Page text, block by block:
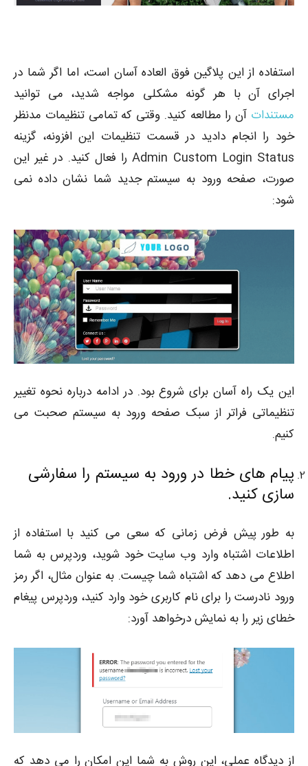
استفاده از این پلاگین فوق العاده آسان است، اما اگر شما در
اجرای آن با هر گونه مشکلی مواجه شدید، می توانید
مستندات آن را مطالعه کنید. وقتی که تمامی تنظیمات مدنظر
خود را انجام دادید در قسمت تنظیمات این افزونه، گزینه
Admin Custom Login Status را فعال کنید. در غیر این
صورت، صفحه ورود به سیستم جدید شما نشان داده نمی
شود:
این یک راه آسان برای شروع بود. در ادامه درباره نحوه تغییر
تنظیماتی فراتر از سبک صفحه ورود به سیستم صحبت می
کنیم.
پیام های خطا در ورود به سیستم را سفارشی
سازی کنید.
به طور پیش فرض زمانی که سعی می کنید با استفاده از
اطلاعات اشتباه وارد وب سایت خود شوید، وردپرس به شما
اطلاع می دهد که اشتباه شما چیست. به عنوان مثال، اگر رمز
ورود نادرست را برای نام کاربری خود وارد کنید، وردپرس پیغام
خطای زیر را به نمایش درخواهد آورد:
از دیدگاه عملی، این روش به شما این امکان را می دهد که